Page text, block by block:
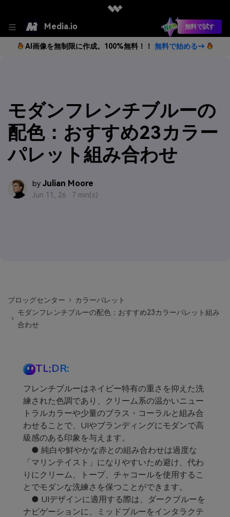
Media.io 無料で試す
AI画像を無制限に作成。100%無料！！ 無料で始める→
モダンフレンチブルーの
配色：おすすめ23カラー
パレット組み合わせ
by Julian Moore
Jun 11, 26 · 7 min(s)
ブロッグセンター
カラーパレット
モダンフレンチブルーの配色：おすすめ23カラーパレット組み
合わせ
TL;DR:
フレンチブルーはネイビー特有の重さを抑えた洗
練された色調であり、クリーム系の温かいニュー
トラルカラーや少量のブラス・コーラルと組み合
わせることで、UIやブランディングにモダンで高
級感のある印象を与えます。
● 純白や鮮やかな赤との組み合わせは過度な
「マリンテイスト」になりやすいため避け、代わ
りにクリーム、トープ、チャコールを使用するこ
とでモダンな洗練さを保つことができます。
● UIデザインに適用する際は、ダークブルーを
ナビゲーションに、ミッドブルーをインタラクテ